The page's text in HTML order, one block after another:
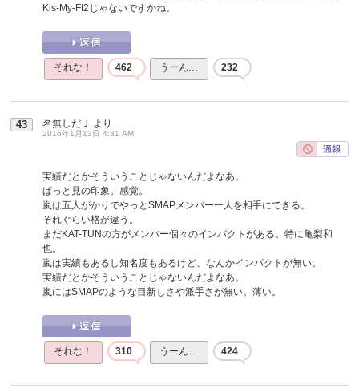
Kis-My-Ft2じゃないですかね。
それな！ 462 うーん… 232
43 名無しだＪ より
2016年1月13日 4:31 AM
実績だとかそういうことじゃないんだよなあ。
ぱっと見の印象。感覚。
嵐は五人がかりでやっとSMAPメンバー一人を相手にできる。
それぐらい格が違う。
まだKAT-TUNの方がメンバー個々のインパクトがある。特に亀梨和
也。
嵐は実績もあるし知名度もあるけど、なんかインパクトが無い。
実績だとかそういうことじゃないんだよなあ。
嵐にはSMAPのような目新しさや派手さが無い。薄い。
それな！ 310 うーん… 424